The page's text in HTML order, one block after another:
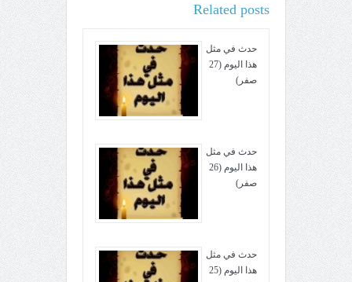
Related posts
حدث في مثل
هذا اليوم (27
صفر)
حدث في مثل
هذا اليوم (26
صفر)
حدث في مثل
هذا اليوم (25